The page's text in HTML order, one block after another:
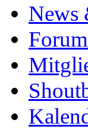
News
Forum